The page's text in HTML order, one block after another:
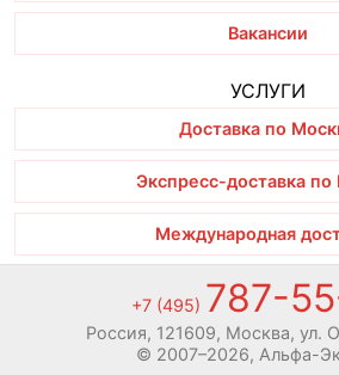
Вакансии
УСЛУГИ
Доставка по
Экспресс-доставка по
Международная
Складская
Услуга
+7 (495) 787-
Россия, 121609, Москва, ул.
© 2007–2026, Альфа-